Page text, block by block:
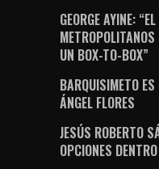
GEORGE AYINE:
METROPOLITANOS
UN BOX-TO-BOX”
BARQUISIMETO
ÁNGEL FLORES
JESÚS ROBERTO
OPCIONES